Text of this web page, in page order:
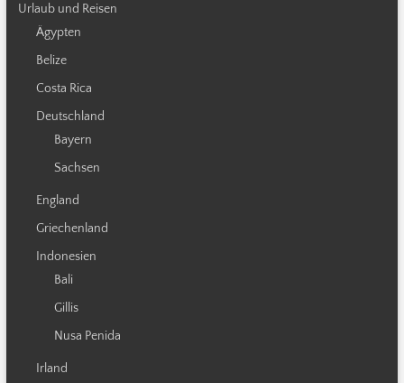
Urlaub und Reisen
Ägypten
Belize
Costa Rica
Deutschland
Bayern
Sachsen
England
Griechenland
Indonesien
Bali
Gillis
Nusa Penida
Irland